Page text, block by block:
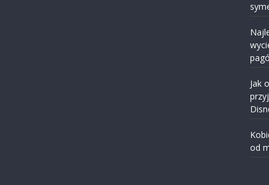
Jak
od